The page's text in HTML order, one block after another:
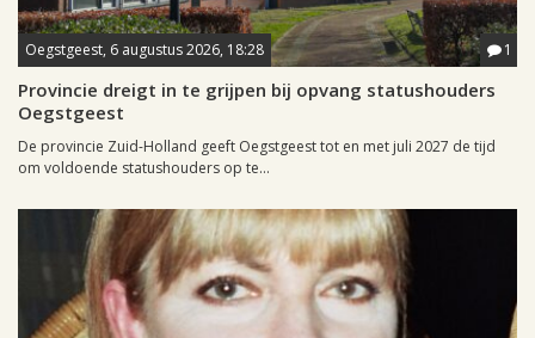
Oegstgeest, 6 augustus 2026, 18:28 1
Provincie dreigt in te grijpen bij opvang statushouders
Oegstgeest
De provincie Zuid-Holland geeft Oegstgeest tot en met juli 2027 de tijd
om voldoende statushouders op te...